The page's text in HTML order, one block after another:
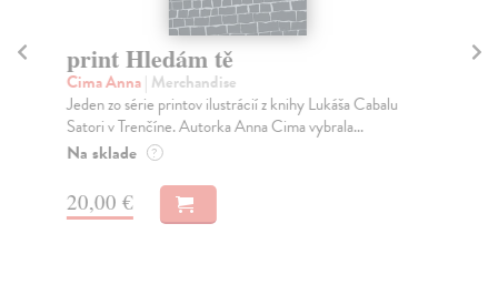
print Hledám tě
Cima Anna| Merchandise
Jeden zo série printov ilustrácií z knihy Lukáša Cabalu
Satori v Trenčíne. Autorka Anna Cima vybrala...
Na sklade ?
20,00 €